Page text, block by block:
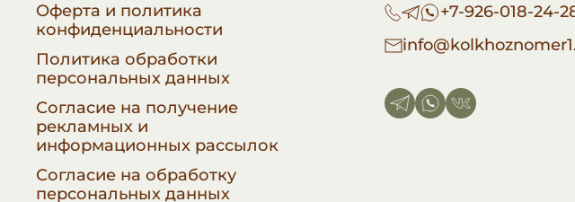
Оферта и политика
конфиденциальности
Политика обработки
персональных данных
Согласие на получение
рекламных и
информационных рассылок
Согласие на обработку
персональных данных
+7-926-018-24-